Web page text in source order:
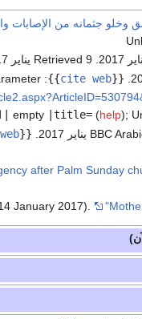
وخلو جثمانه من الإصابات
. Retrieved 9 يناير 2017
{{
cite web
}}
:
empty
|title= (help);
{{
January 2017).